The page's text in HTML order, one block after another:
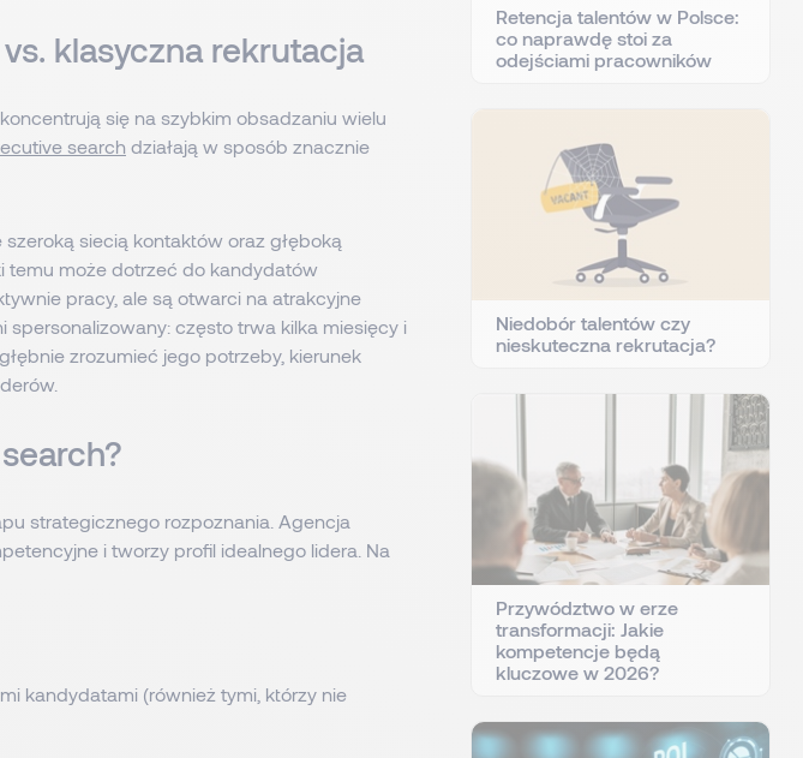
klasyczna rekrutacja
się na szybkim obsadzaniu wielu
search działają w sposób znacznie
siecią kontaktów oraz głęboką
temu może dotrzeć do kandydatów
pracy, ale są otwarci na atrakcyjne
spersonalizowany: często trwa kilka miesięcy i
zrozumieć jego potrzeby, kierunek
strategicznego rozpoznania. Agencja
i tworzy profil idealnego lidera. Na
kandydatami (również tymi, którzy nie
Retencja talentów w Polsce:
co naprawdę stoi za
odejściami pracowników
Niedobór talentów czy
nieskuteczna rekrutacja?
Przywództwo w erze
transformacji: Jakie
kompetencje będą
kluczowe w 2026?